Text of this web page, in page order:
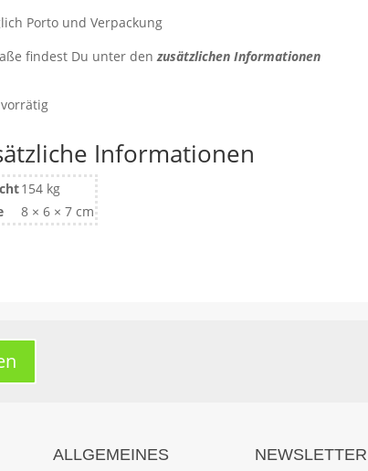
Porto und Verpackung
findest Du unter denzusätzlichen Informationen
Informationen
154 kg
8 × 6 × 7 cm
ALLGEMEINES NEWSLETTER